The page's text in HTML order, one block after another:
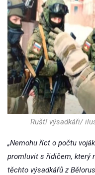
Ruští výsadkáři/
„Nemohu říct o počtu
promluvit s řidičem, který
těchto výsadkářů z